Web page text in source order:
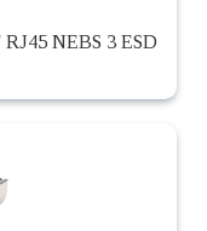
NEBS 3 ESD